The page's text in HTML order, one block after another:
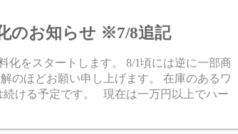
のお知らせ ※7/8追記
化をスタートします。 8/1頃には逆に一部商
のほどお願い申し上げます。 在庫のあるワ
ける予定です。 現在は一万円以上でハー